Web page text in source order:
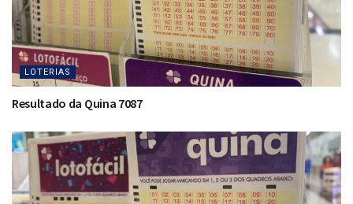
LOTERIAS
Resultado da Quina 7087